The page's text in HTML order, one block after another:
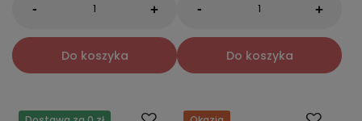
- +
Do koszyka
- +
Do koszyka